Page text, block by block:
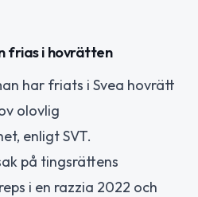
frias i hovrätten
har friats i Svea hovrätt
olovlig
enligt SVT.
på tingsrättens
i en razzia 2022 och